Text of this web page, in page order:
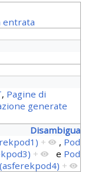
entrata
, Pagine di
generate
Disambigua
+ , Pod
+ e Pod
(asferekpod4) +